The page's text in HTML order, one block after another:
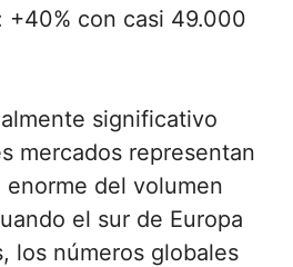
+40% con casi 49.000
significativo
mercados representan
del volumen
el sur de Europa
los números globales